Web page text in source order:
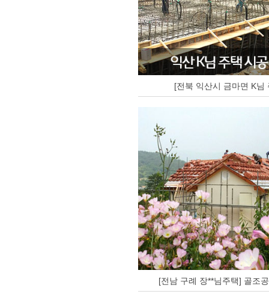
[전북 익산시 금마면 K님
[전남 구례 장**님주택] 골조